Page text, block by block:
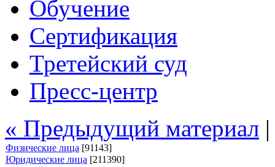
Обучение
Сертификация
Третейский суд
Пресс-центр
« Предыдущий материал
Физические лица [91143]
Юридические лица [211390]